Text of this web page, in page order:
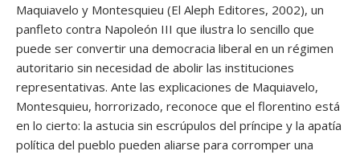
Maquiavelo y Montesquieu (El Aleph Editores, 2002), un
panfleto contra Napoleón III que ilustra lo sencillo que
puede ser convertir una democracia liberal en un régimen
autoritario sin necesidad de abolir las instituciones
representativas. Ante las explicaciones de Maquiavelo,
Montesquieu, horrorizado, reconoce que el florentino está
en lo cierto: la astucia sin escrúpulos del príncipe y la apatía
política del pueblo pueden aliarse para corromper una